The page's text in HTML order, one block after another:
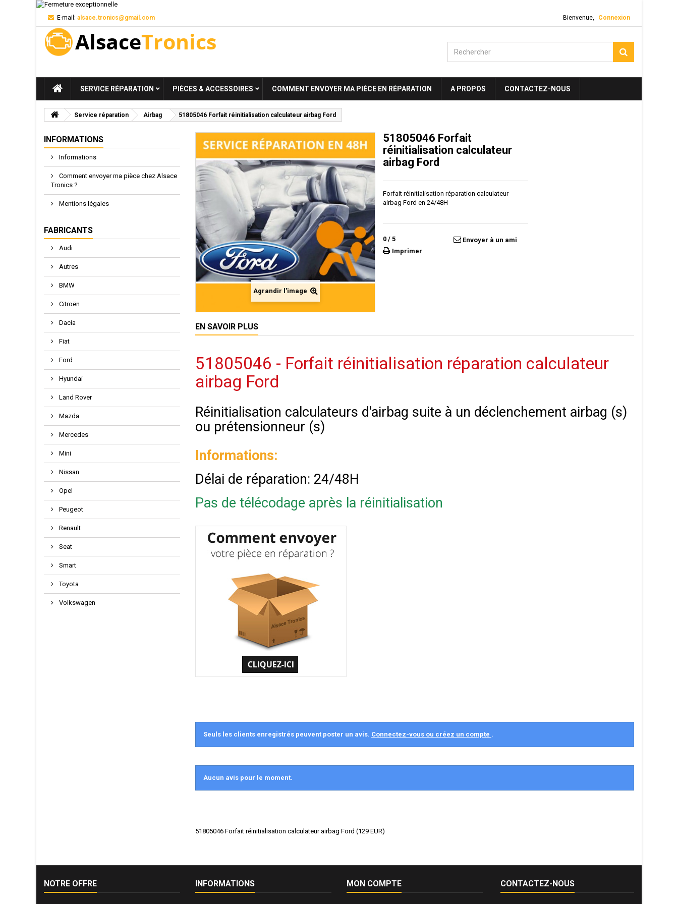
Bienvenue, Connexion
E-mail: alsace.tronics@gmail.com
SERVICE RÉPARATION PIÈCES & ACCESSOIRES COMMENT ENVOYER MA PIÈCE EN RÉPARATION A PROPOS CONTACTEZ-NOUS
Service réparation Airbag 51805046 Forfait réinitialisation calculateur airbag Ford
INFORMATIONS
Informations
Comment envoyer ma pièce chez Alsace
Tronics ?
Mentions légales
FABRICANTS
Audi
Autres
BMW
Citroën
Dacia
Fiat
Ford
Hyundai
Land Rover
Mazda
Mercedes
Mini
Nissan
Opel
Peugeot
Renault
Seat
Smart
Toyota
Volkswagen
Agrandir l'image
51805046 Forfait
réinitialisation calculateur
airbag Ford
Forfait réinitialisation réparation calculateur
airbag Ford en 24/48H
0 / 5
Envoyer à un ami
Imprimer
EN SAVOIR PLUS
51805046 - Forfait réinitialisation réparation calculateur
airbag Ford
Réinitialisation calculateurs d'airbag suite à un déclenchement airbag (s)
ou prétensionneur (s)
Informations:
Délai de réparation: 24/48H
Pas de télécodage après la réinitialisation
Seuls les clients enregistrés peuvent poster un avis. Connectez-vous ou créez un compte .
Aucun avis pour le moment.
51805046 Forfait réinitialisation calculateur airbag Ford (129 EUR)
NOTRE OFFRE INFORMATIONS MON COMPTE CONTACTEZ-NOUS